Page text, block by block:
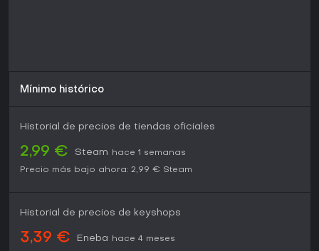
Mínimo histórico
Historial de precios de tiendas oficiales
2,99 € Steam
hace 1 semanas
Precio más bajo ahora: 2,99 € Steam
Historial de precios de keyshops
3,39 € Eneba
hace 4 meses